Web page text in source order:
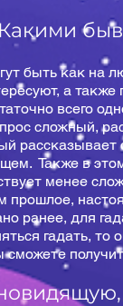
Какими
быть как
а
всего
сложный,
Также в
менее
прошлое,
ранее, для
гадать,